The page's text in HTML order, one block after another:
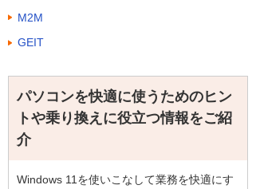
M2M
GEIT
パソコンを快適に使うためのヒン
トや乗り換えに役立つ情報をご紹
介
Windows 11を使いこなして業務を快適にす